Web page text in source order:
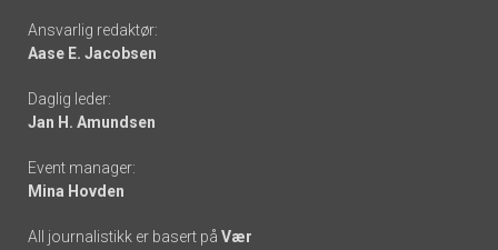
Footer
-
links
Ansvarlig redaktør:
Aase E. Jacobsen
Daglig leder:
Jan H. Amundsen
Event manager:
Mina Hovden
All journalistikk er basert på Vær